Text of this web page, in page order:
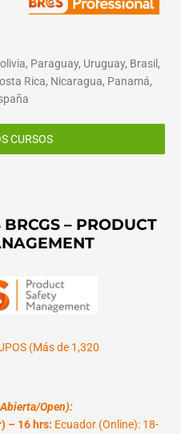
Paraguay, Uruguay, Brasil,
Rica, Nicaragua, Panamá,
CURSOS
– PRODUCT
(Más de 1,320
Abierta/Open):
– 16 hrs: Ecuador (Online): 18-